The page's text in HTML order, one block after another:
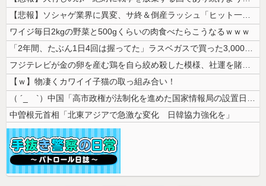
【悲報】ソシャゲ業界に異変、サ終＆倒産ラッシュ「ヒット一本で一攫千金」...
ワイジ毎日2kgの野菜と500gくらいの肉食べたらこうなるｗｗｗ
「2年間、たぶん1日4回は握ってた」ラスベガスで買った3,000円のキ...
フジテレビが金の卵を産む鶏を自ら絞め殺した模様、社運を賭けたドル箱コン...
【ｗ】物凄くカワイイ子猫の取っ組み合い！
（ ´_ゝ`）中国「高市政権が法制化を進めた国家情報局の設置日が7月3...
中曽根元首相「北東アジアで急激な変化 日韓協力強化を」